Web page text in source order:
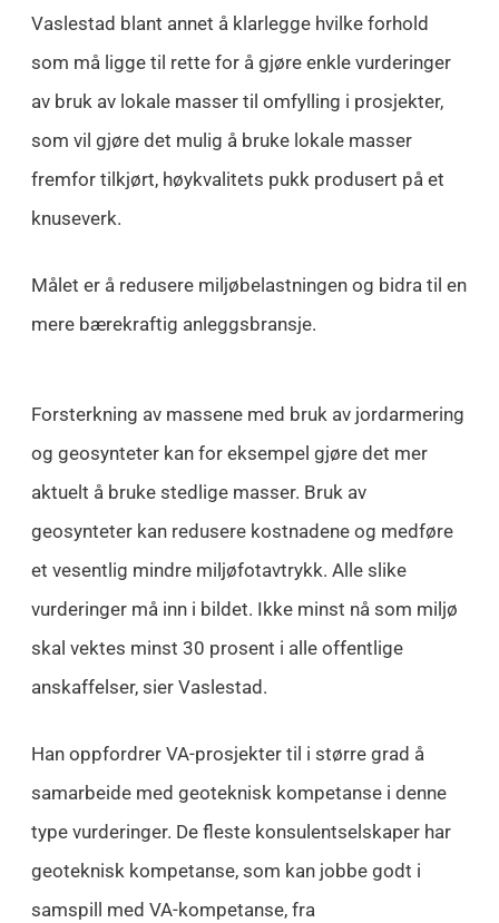
Vaslestad blant annet å klarlegge hvilke forhold
som må ligge til rette for å gjøre enkle vurderinger
av bruk av lokale masser til omfylling i prosjekter,
som vil gjøre det mulig å bruke lokale masser
fremfor tilkjørt, høykvalitets pukk produsert på et
knuseverk.
Målet er å redusere miljøbelastningen og bidra til en
mere bærekraftig anleggsbransje.
Forsterkning av massene med bruk av jordarmering
og geosynteter kan for eksempel gjøre det mer
aktuelt å bruke stedlige masser. Bruk av
geosynteter kan redusere kostnadene og medføre
et vesentlig mindre miljøfotavtrykk. Alle slike
vurderinger må inn i bildet. Ikke minst nå som miljø
skal vektes minst 30 prosent i alle offentlige
anskaffelser, sier Vaslestad.
Han oppfordrer VA-prosjekter til i større grad å
samarbeide med geoteknisk kompetanse i denne
type vurderinger. De fleste konsulentselskaper har
geoteknisk kompetanse, som kan jobbe godt i
samspill med VA-kompetanse, fra